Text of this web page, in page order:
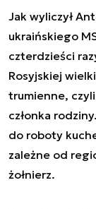
Jak wyliczył
ukraińskiego
czterdzieści
Rosyjskiej
trumienne,
członka
do roboty
zależne od
żołnierz.